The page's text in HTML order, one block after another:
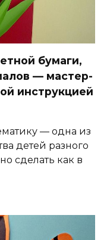
бумаги,
— мастер-
инструкцией
— одна из
детей разного
сделать как в